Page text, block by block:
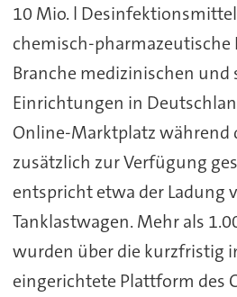
10 Mio. l
chemisch-pharmazeutische
Branche medizinischen und
Einrichtungen in
Online-Marktplatz während
zusätzlich zur Verfügung
entspricht etwa der Ladung
Tanklastwagen. Mehr als
wurden über die kurzfristig
eingerichtete Plattform des